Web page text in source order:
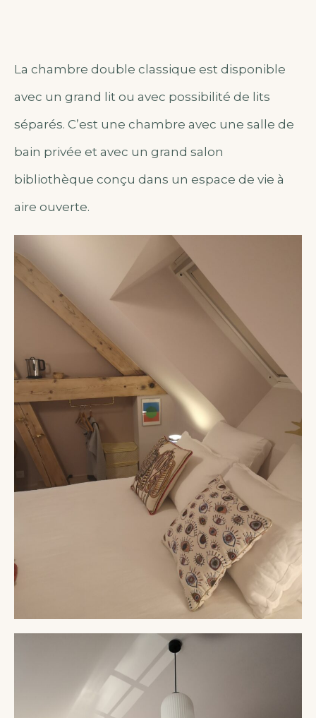
La chambre double classique est disponible
avec un grand lit ou avec possibilité de lits
séparés. C’est une chambre avec une salle de
bain privée et avec un grand salon
bibliothèque conçu dans un espace de vie à
aire ouverte.